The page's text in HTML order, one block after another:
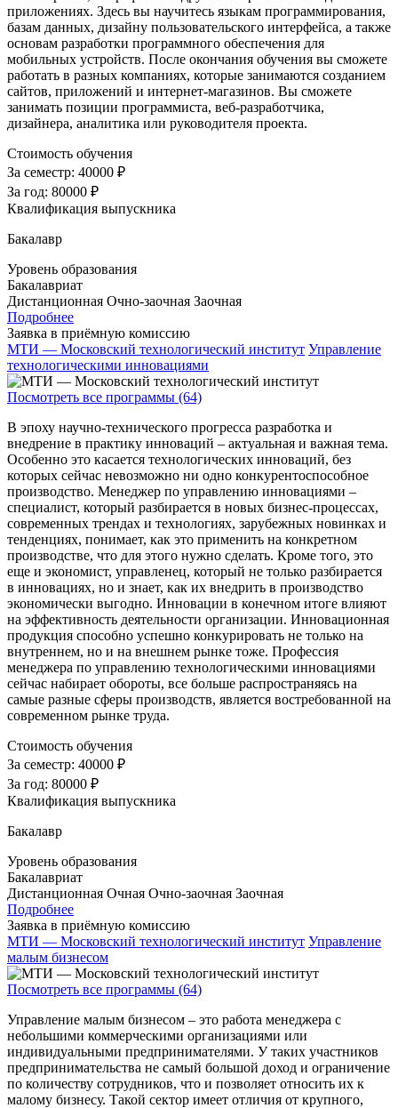
приложениях. Здесь вы научитесь языкам программирования,
базам данных, дизайну пользовательского интерфейса, а также
основам разработки программного обеспечения для
мобильных устройств. После окончания обучения вы сможете
работать в разных компаниях, которые занимаются созданием
сайтов, приложений и интернет-магазинов. Вы сможете
занимать позиции программиста, веб-разработчика,
дизайнера, аналитика или руководителя проекта.
Стоимость обучения
За семестр: 40000 ₽
За год: 80000 ₽
Квалификация выпускника
Бакалавр
Уровень образования
Бакалавриат
Дистанционная Очно-заочная Заочная
Подробнее
Заявка в приёмную комиссию
МТИ — Московский технологический институт Управление
технологическими инновациями
Посмотреть все программы (64)
В эпоху научно-технического прогресса разработка и
внедрение в практику инноваций – актуальная и важная тема.
Особенно это касается технологических инноваций, без
которых сейчас невозможно ни одно конкурентоспособное
производство. Менеджер по управлению инновациями –
специалист, который разбирается в новых бизнес-процессах,
современных трендах и технологиях, зарубежных новинках и
тенденциях, понимает, как это применить на конкретном
производстве, что для этого нужно сделать. Кроме того, это
еще и экономист, управленец, который не только разбирается
в инновациях, но и знает, как их внедрить в производство
экономически выгодно. Инновации в конечном итоге влияют
на эффективность деятельности организации. Инновационная
продукция способно успешно конкурировать не только на
внутреннем, но и на внешнем рынке тоже. Профессия
менеджера по управлению технологическими инновациями
сейчас набирает обороты, все больше распространяясь на
самые разные сферы производств, является востребованной на
современном рынке труда.
Стоимость обучения
За семестр: 40000 ₽
За год: 80000 ₽
Квалификация выпускника
Бакалавр
Уровень образования
Бакалавриат
Дистанционная Очная Очно-заочная Заочная
Подробнее
Заявка в приёмную комиссию
МТИ — Московский технологический институт Управление
малым бизнесом
Посмотреть все программы (64)
Управление малым бизнесом – это работа менеджера с
небольшими коммерческими организациями или
индивидуальными предпринимателями. У таких участников
предпринимательства не самый большой доход и ограничение
по количеству сотрудников, что и позволяет относить их к
малому бизнесу. Такой сектор имеет отличия от крупного,